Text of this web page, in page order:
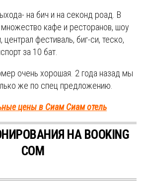
на бич и на секонд роад. В
кафе и ресторанов, шоу
фестиваль, биг-си, теско,
за 10 бат.
очень хорошая. 2 года назад мы
же по спец предложению.
цены в Сиам Сиам отель
НА BOOKING
COM